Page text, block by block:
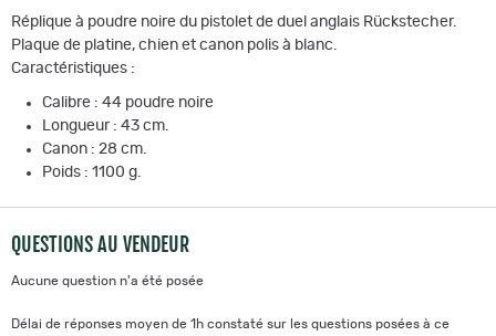
Réplique à poudre noire du pistolet de duel anglais Rückstecher.
Plaque de platine, chien et canon polis à blanc.
Caractéristiques :
Calibre : 44 poudre noire
Longueur : 43 cm.
Canon : 28 cm.
Poids : 1100 g.
QUESTIONS AU VENDEUR
Aucune question n'a été posée
Délai de réponses moyen de 1h constaté sur les questions posées à ce